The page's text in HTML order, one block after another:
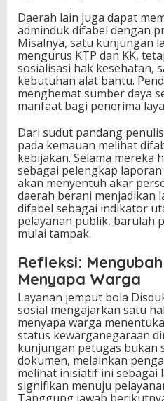
Daerah lain juga dapat
adminduk difabel dengan
Misalnya, satu kunjungan
mengurus KTP dan KK,
sosialisasi hak kesehatan,
kebutuhan alat bantu.
menghemat sumber daya
manfaat bagi penerima
Dari sudut pandang
pada kemauan melihat
kebijakan. Selama mereka
sebagai pelengkap
akan menyentuh akar
daerah berani menjadikan
difabel sebagai indikator
pelayanan publik, barulah
mulai tampak.
Refleksi:
Menyapa Warga
Layanan jemput bola
sosial mengajarkan satu
menyapa warga
status kewarganegaraan
kunjungan petugas bukan
dokumen, melainkan
melihat inisiatif ini sebagai
signifikan menuju